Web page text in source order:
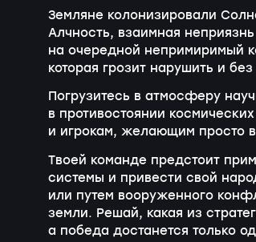
Земляне колонизировали
Алчность, взаимная
на очередной непримиримый
которая грозит нарушить и
Погрузитесь в атмосферу
в противостоянии
и игрокам, желающим просто
Твоей команде предстоит
системы и привести свой
или путем вооруженного
земли. Решай, какая из
а победа достанется только